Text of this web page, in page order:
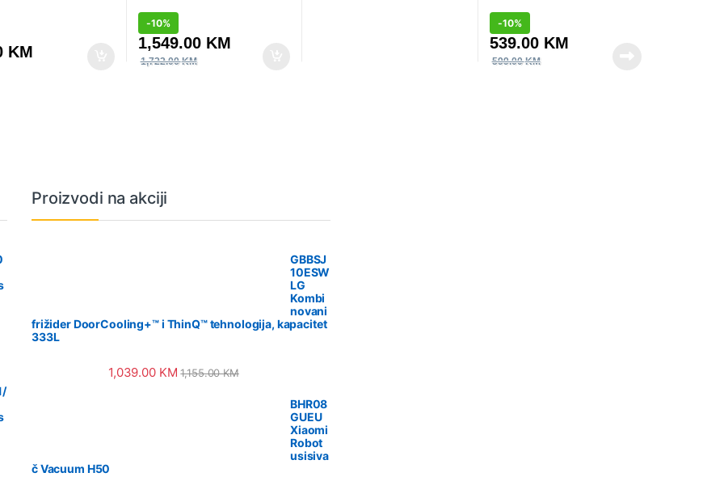
KM
-10%
1,549.00 KM
1,722.00KM
-10%
539.00 KM
599.00KM
Proizvodi na akciji
GBBSJ
10ESW
LG
Kombi
novani
frižider DoorCooling+™ i ThinQ™ tehnologija, kapacitet
333L
1,039.00 KM 1,155.00KM
BHR08
GUEU
Xiaomi
Robot
usisiva
č Vacuum H50